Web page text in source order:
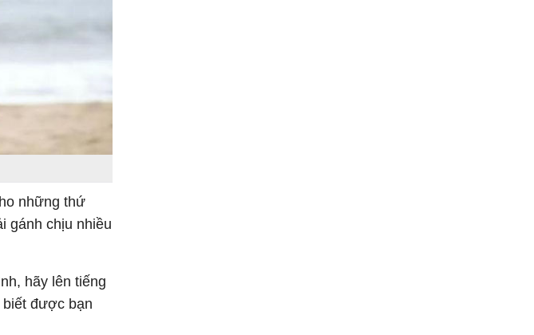
những thứ
gánh chịu nhiều
hãy lên tiếng
được bạn